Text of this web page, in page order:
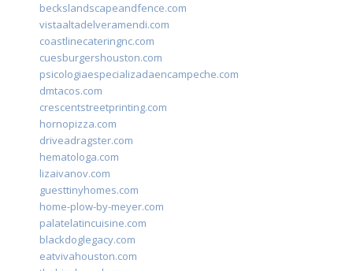
beckslandscapeandfence.com
vistaaltadelveramendi.com
coastlinecateringnc.com
cuesburgershouston.com
psicologiaespecializadaencampeche.com
dmtacos.com
crescentstreetprinting.com
hornopizza.com
driveadragster.com
hematologa.com
lizaivanov.com
guesttinyhomes.com
home-plow-by-meyer.com
palatelatincuisine.com
blackdoglegacy.com
eatvivahouston.com